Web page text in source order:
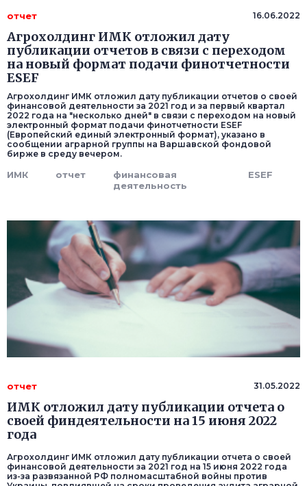
отчет 16.06.2022
Агрохолдинг ИМК отложил дату
публикации отчетов в связи с переходом
на новый формат подачи финотчетности
ESEF
Агрохолдинг ИМК отложил дату публикации отчетов о своей
финансовой деятельности за 2021 год и за первый квартал
2022 года на "несколько дней" в связи с переходом на новый
электронный формат подачи финотчетности ESEF
(Европейский единый электронный формат), указано в
сообщении аграрной группы на Варшавской фондовой
бирже в среду вечером.
ИМК отчет
финансовая
деятельность
ESEF
отчет 31.05.2022
ИМК отложил дату публикации отчета о
своей финдеятельности на 15 июня 2022
года
Агрохолдинг ИМК отложил дату публикации отчета о своей
финансовой деятельности за 2021 год на 15 июня 2022 года
из-за развязанной РФ полномасштабной войны против